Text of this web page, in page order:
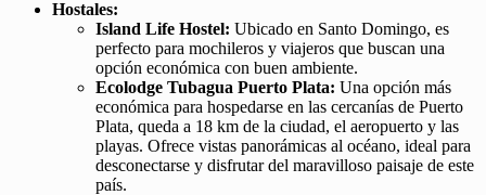
Hostales:
Island Life Hostel: Ubicado en Santo Domingo, es
perfecto para mochileros y viajeros que buscan una
opción económica con buen ambiente.
Ecolodge Tubagua Puerto Plata: Una opción más
económica para hospedarse en las cercanías de Puerto
Plata, queda a 18 km de la ciudad, el aeropuerto y las
playas. Ofrece vistas panorámicas al océano, ideal para
desconectarse y disfrutar del maravilloso paisaje de este
país.